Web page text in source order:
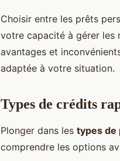
Choisir entre les prêts
votre capacité à gérer les
avantages et
adaptée à votre situation.
Types de crédits
Plonger dans les types de
comprendre les options